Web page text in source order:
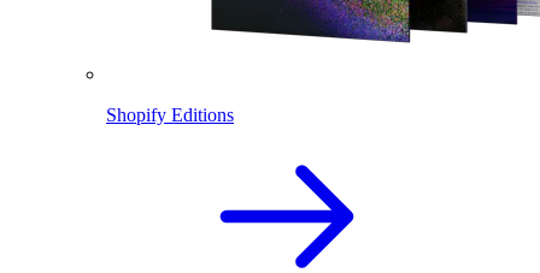
Shopify Editions